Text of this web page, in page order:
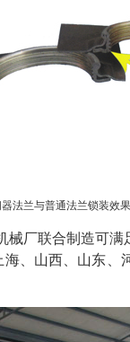
法兰与普通法兰锁装效
厂联合制造可
、山西、山东、